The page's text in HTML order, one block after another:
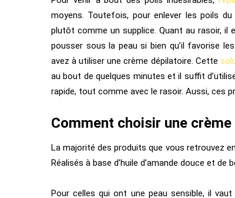
moyens. Toutefois, pour enlever les poils du
plutôt comme un supplice. Quant au rasoir, il
pousser sous la peau si bien qu’il favorise
avez à utiliser une crème dépilatoire. Cette
au bout de quelques minutes et il suffit
rapide, tout comme avec le rasoir. Aussi, ces
Comment choisir une
La majorité des produits que vous retrouvez
Réalisés à base d’huile d’amande douce et
Pour celles qui ont une peau sensible, il